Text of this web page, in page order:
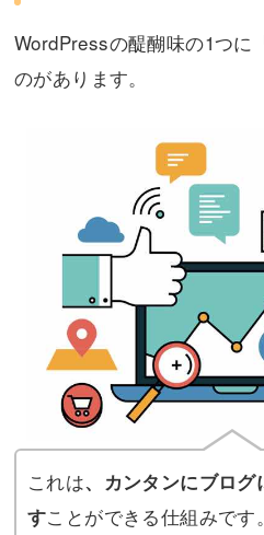
WordPressの醍醐味の1つに
のがあります。
これは、カンタンにブロ
すことができる仕組みです。